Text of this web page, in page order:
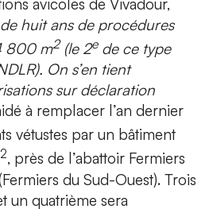
huit ans de procédures
800 m2(le 2ede ce type
On s’en tient
sur déclaration
à remplacer l’an dernier
vétustes par un bâtiment
2, près de l’abattoir Fermiers
du Sud-Ouest). Trois
un quatrième sera